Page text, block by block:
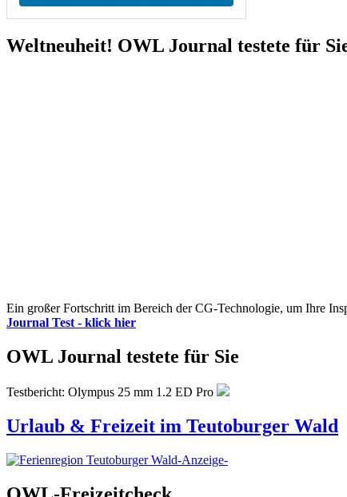
Weltneuheit! OWL Journal testete für
Ein großer Fortschritt im Bereich der CG-Technologie, um Ihre
Journal Test - klick hier
OWL Journal testete für Sie
Testbericht: Olympus 25 mm 1.2 ED Pro
Urlaub & Freizeit im Teutoburger Wald
-Anzeige-